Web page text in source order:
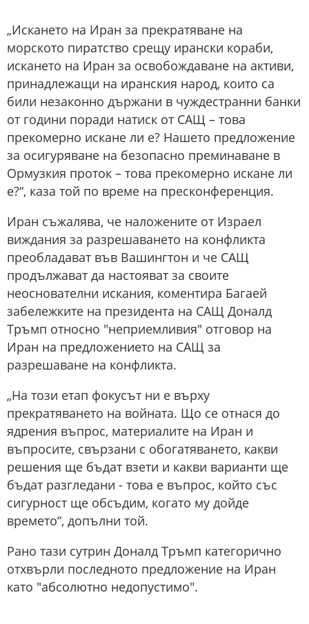
„Искането на Иран за прекратяване на
морското пиратство срещу ирански кораби,
искането на Иран за освобождаване на активи,
принадлежащи на иранския народ, които са
били незаконно държани в чуждестранни банки
от години поради натиск от САЩ – това
прекомерно искане ли е? Нашето предложение
за осигуряване на безопасно преминаване в
Ормузкия проток – това прекомерно искане ли
е?“, каза той по време на пресконференция.
Иран съжалява, че наложените от Израел
виждания за разрешаването на конфликта
преобладават във Вашингтон и че САЩ
продължават да настояват за своите
неоснователни искания, коментира Багаей
забележките на президента на САЩ Доналд
Тръмп относно "неприемливия" отговор на
Иран на предложението на САЩ за
разрешаване на конфликта.
„На този етап фокусът ни е върху
прекратяването на войната. Що се отнася до
ядрения въпрос, материалите на Иран и
въпросите, свързани с обогатяването, какви
решения ще бъдат взети и какви варианти ще
бъдат разгледани - това е въпрос, който със
сигурност ще обсъдим, когато му дойде
времето“, допълни той.
Рано тази сутрин Доналд Тръмп категорично
отхвърли последното предложение на Иран
като "абсолютно недопустимо".